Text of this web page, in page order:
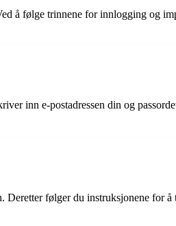
å følge trinnene for innlogging og
inn e-postadressen din og
følger du instruksjonene for